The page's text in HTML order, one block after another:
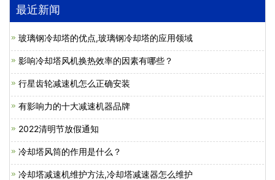
最近新闻
玻璃钢冷却塔的优点,玻璃钢冷却塔的应用领域
影响冷却塔风机换热效率的因素有哪些？
行星齿轮减速机怎么正确安装
有影响力的十大减速机器品牌
2022清明节放假通知
冷却塔风筒的作用是什么？
冷却塔减速机维护方法,冷却塔减速器怎么维护